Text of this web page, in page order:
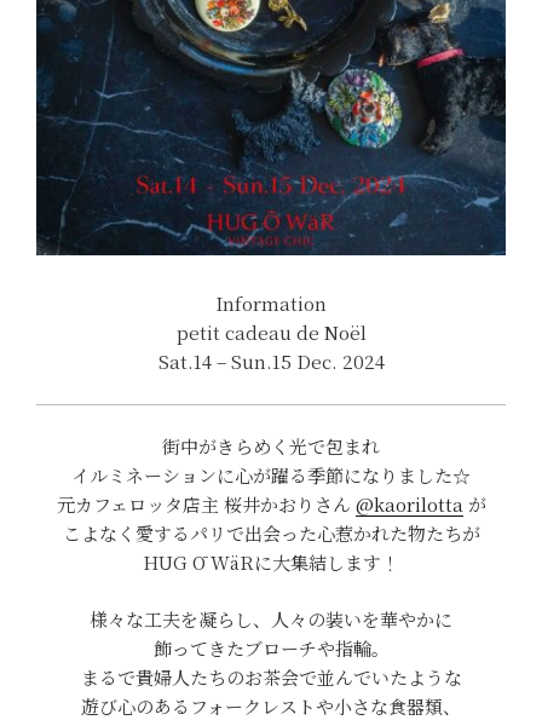
Information
petit cadeau de Noël
Sat.14 – Sun.15 Dec. 2024
街中がきらめく光で包まれ
イルミネーションに心が躍る季節になりました☆
元カフェロッタ店主 桜井かおりさん @kaorilottaが
こよなく愛するパリで出会った心惹かれた物たちが
HUG Ō WäRに大集結します！
様々な工夫を凝らし、人々の装いを華やかに
飾ってきたブローチや指輪。
まるで貴婦人たちのお茶会で並んでいたような
遊び心のあるフォークレストや小さな食器類、